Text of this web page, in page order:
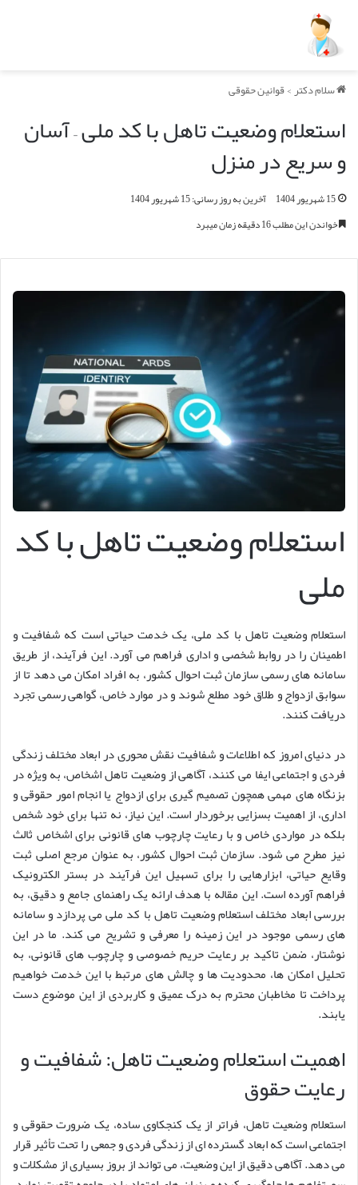
سلام دکتر>قوانین حقوقی
استعلام وضعیت تاهل با کد ملی – آسان
و سریع در منزل
15 شهریور 1404
آخرین به روز رسانی: 15 شهریور 1404
خواندن این مطلب 16 دقیقه زمان میبرد
استعلام وضعیت تاهل با کد
ملی
استعلام وضعیت تاهل با کد ملی، یک خدمت حیاتی است که شفافیت و
اطمینان را در روابط شخصی و اداری فراهم می آورد. این فرآیند، از طریق
سامانه های رسمی سازمان ثبت احوال کشور، به افراد امکان می دهد تا از
سوابق ازدواج و طلاق خود مطلع شوند و در موارد خاص، گواهی رسمی تجرد
دریافت کنند.
در دنیای امروز که اطلاعات و شفافیت نقش محوری در ابعاد مختلف زندگی
فردی و اجتماعی ایفا می کنند، آگاهی از وضعیت تاهل اشخاص، به ویژه در
بزنگاه های مهمی همچون تصمیم گیری برای ازدواج یا انجام امور حقوقی و
اداری، از اهمیت بسزایی برخوردار است. این نیاز، نه تنها برای خود شخص
بلکه در مواردی خاص و با رعایت چارچوب های قانونی برای اشخاص ثالث
نیز مطرح می شود. سازمان ثبت احوال کشور، به عنوان مرجع اصلی ثبت
وقایع حیاتی، ابزارهایی را برای تسهیل این فرآیند در بستر الکترونیک
فراهم آورده است. این مقاله با هدف ارائه یک راهنمای جامع و دقیق، به
بررسی ابعاد مختلف استعلام وضعیت تاهل با کد ملی می پردازد و سامانه
های رسمی موجود در این زمینه را معرفی و تشریح می کند. ما در این
نوشتار، ضمن تاکید بر رعایت حریم خصوصی و چارچوب های قانونی، به
تحلیل امکان ها، محدودیت ها و چالش های مرتبط با این خدمت خواهیم
پرداخت تا مخاطبان محترم به درک عمیق و کاربردی از این موضوع دست
یابند.
اهمیت استعلام وضعیت تاهل: شفافیت و
رعایت حقوق
استعلام وضعیت تاهل، فراتر از یک کنجکاوی ساده، یک ضرورت حقوقی و
اجتماعی است که ابعاد گسترده ای از زندگی فردی و جمعی را تحت تأثیر قرار
می دهد. آگاهی دقیق از این وضعیت، می تواند از بروز بسیاری از مشکلات و